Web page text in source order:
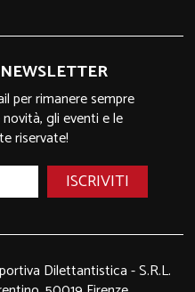
per rimanere sempre
gli eventi e le
riservate!
Dilettantistica - S.R.L.